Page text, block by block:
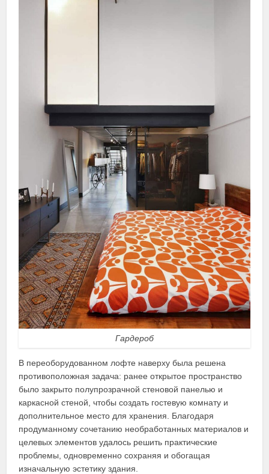
Гардероб
В переоборудованном лофте наверху была решена
противоположная задача: ранее открытое пространство
было закрыто полупрозрачной стеновой панелью и
каркасной стеной, чтобы создать гостевую комнату и
дополнительное место для хранения. Благодаря
продуманному сочетанию необработанных материалов и
целевых элементов удалось решить практические
проблемы, одновременно сохраняя и обогащая
изначальную эстетику здания.